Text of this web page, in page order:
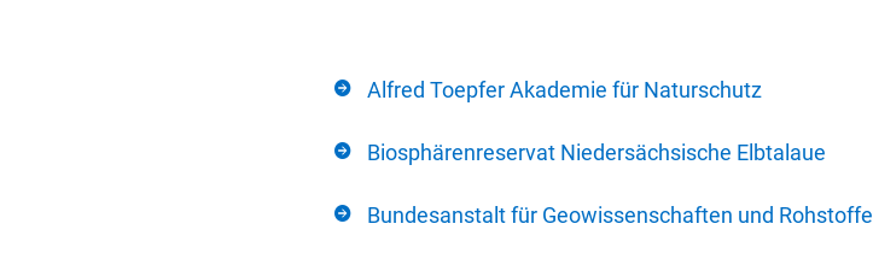
Alfred Toepfer Akademie für Naturschutz
Biosphärenreservat Niedersächsische Elbtalaue
Bundesanstalt für Geowissenschaften und Rohstoffe